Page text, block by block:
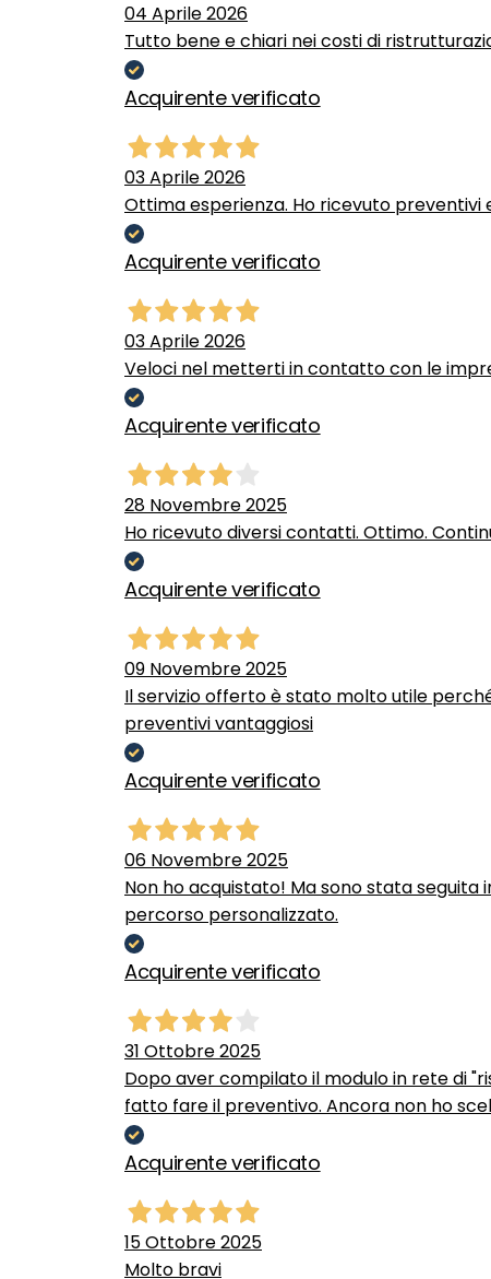
04 Aprile 2026
Tutto bene e chiari nei costi di
Acquirente verificato
03 Aprile 2026
Ottima esperienza. Ho ricevuto preventivi
Acquirente verificato
03 Aprile 2026
Veloci nel metterti in contatto con le
Acquirente verificato
28 Novembre 2025
Ho ricevuto diversi contatti. Ottimo.
Acquirente verificato
09 Novembre 2025
Il servizio offerto è stato molto utile
preventivi vantaggiosi
Acquirente verificato
06 Novembre 2025
Non ho acquistato! Ma sono stata
percorso personalizzato.
Acquirente verificato
31 Ottobre 2025
Dopo aver compilato il modulo in rete di
fatto fare il preventivo. Ancora non ho
Acquirente verificato
15 Ottobre 2025
Molto bravi